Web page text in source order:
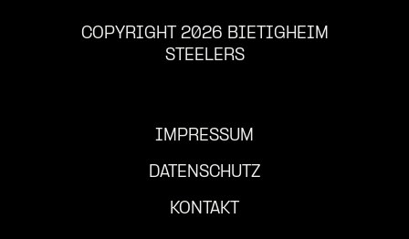
COPYRIGHT 2026 BIETIGHEIM
STEELERS
IMPRESSUM
DATENSCHUTZ
KONTAKT